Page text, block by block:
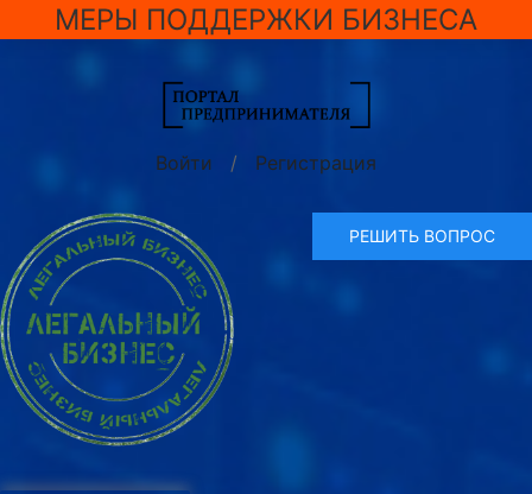
МЕРЫ ПОДДЕРЖКИ БИЗНЕСА
Войти / Регистрация
РЕШИТЬ ВОПРОС